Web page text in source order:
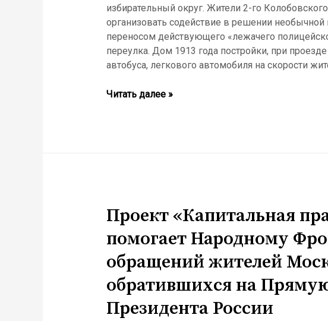
избирательный округ. Жители 2-го
организовать содействие в решении
переносом действующего «лежачего
переулка. Дом 1913 года постройки, при
автобуса, легкового автомобиля на скорости
Проект
района
Читать далее »
Проект «Капитальная
помогает Народному
обращений жителей
обратившихся на
Президента России